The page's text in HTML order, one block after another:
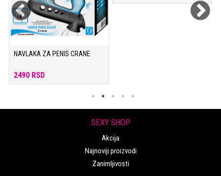
NAVLAKA ZA PENIS CRANE
2490 RSD
SEXY SHOP
Akcija
Najnoviji proizvodi
Zanimljivosti